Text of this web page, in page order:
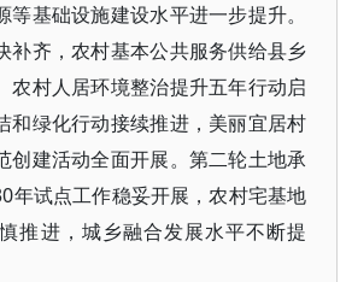
等基础设施建设水平进一步提升。
补齐，农村基本公共服务供给县乡
农村人居环境整治提升五年行动启
和绿化行动接续推进，美丽宜居村
创建活动全面开展。第二轮土地承
年试点工作稳妥开展，农村宅基地
推进，城乡融合发展水平不断提